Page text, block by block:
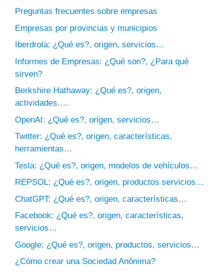
Preguntas frecuentes sobre empresas
Empresas por provincias y municipios
Iberdrola: ¿Qué es?, origen, servicios…
Informes de Empresas: ¿Qué son?, ¿Para qué
sirven?
Berkshire Hathaway: ¿Qué es?, origen,
actividades….
OpenAI: ¿Qué es?, origen, servicios…
Twitter: ¿Qué es?, origen, características,
herramientas…
Tesla: ¿Qué es?, origen, modelos de vehículos…
REPSOL: ¿Qué es?, origen, productos servicios…
ChatGPT: ¿Qué es?, origen, características…
Facebook: ¿Qué es?, origen, características,
servicios…
Google: ¿Qué es?, origen, productos, servicios…
¿Cómo crear una Sociedad Anónima?